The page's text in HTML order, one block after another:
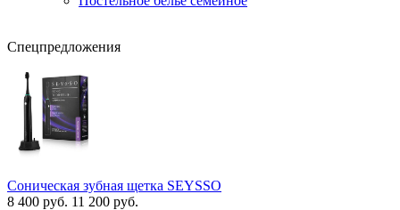
Спецпредложения
Соническая зубная щетка SEYSSO
8 400 руб. 11 200 руб.